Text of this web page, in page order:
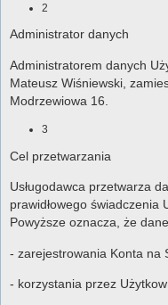
2
Administrator danych
Administratorem danych
Mateusz Wiśniewski,
Modrzewiowa 16.
3
Cel przetwarzania
Usługodawca przetwarza
prawidłowego świadczenia
Powyższe oznacza, że
- zarejestrowania Konta na
- korzystania przez